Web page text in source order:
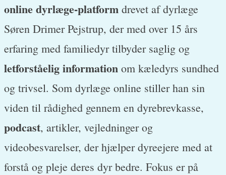
online dyrlæge-platform drevet af dyrlæge
Søren Drimer Pejstrup, der med over 15 års
erfaring med familiedyr tilbyder saglig og
letforståelig information om kæledyrs sundhed
og trivsel. Som dyrlæge online stiller han sin
viden til rådighed gennem en dyrebrevkasse,
podcast, artikler, vejledninger og
videobesvarelser, der hjælper dyreejere med at
forstå og pleje deres dyr bedre. Fokus er på